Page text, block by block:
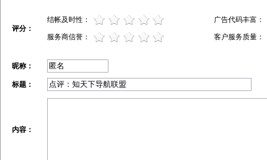
评分：
结帐及时性：
广告代码丰富：
服务商信誉：
客户服务质量：
昵称：
标题：
内容：